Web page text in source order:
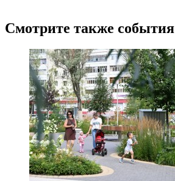
Смотрите также события